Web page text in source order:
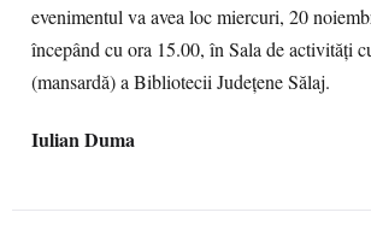
evenimentul va avea loc miercuri, 20
începând cu ora 15.00, în Sala de activităţi
(mansardă) a Bibliotecii Judeţene Sălaj.
Iulian Duma